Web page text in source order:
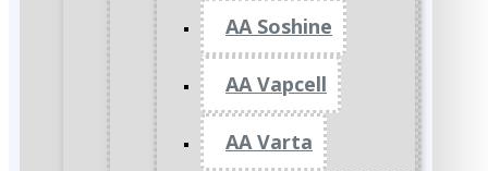
AA Soshine
AA Vapcell
AA Varta